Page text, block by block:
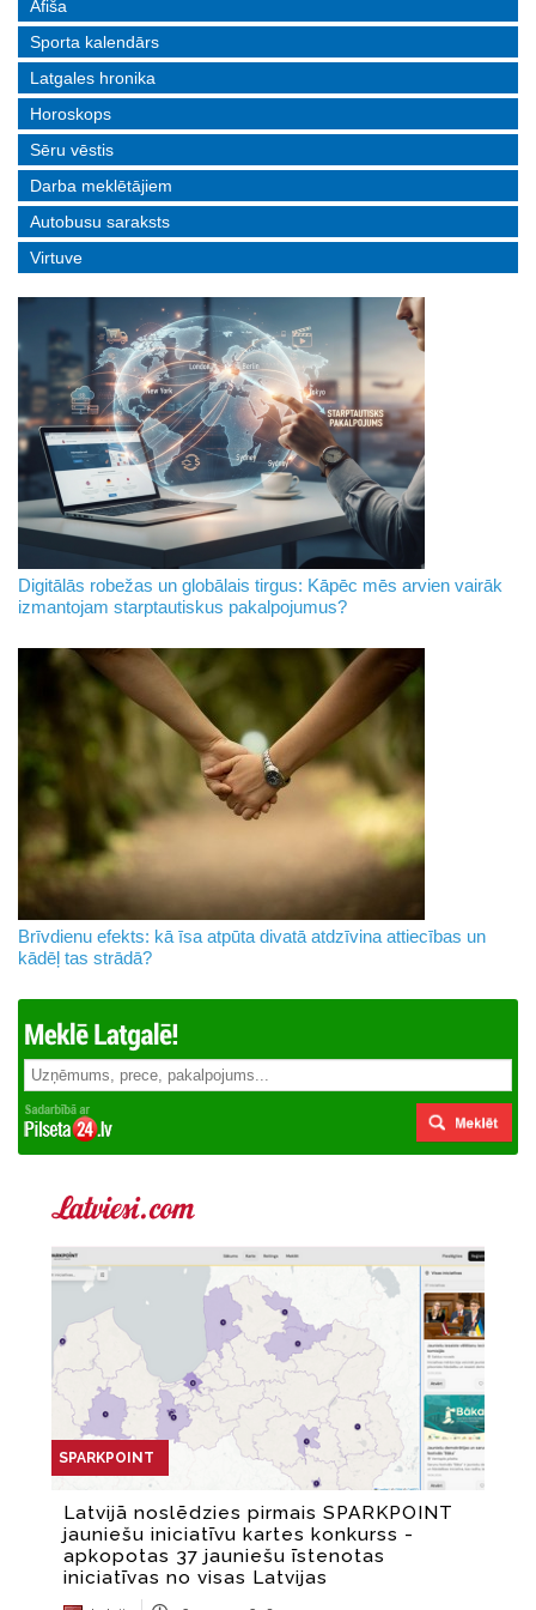
Afiša
Sporta kalendārs
Latgales hronika
Horoskops
Sēru vēstis
Darba meklētājiem
Autobusu saraksts
Virtuve
Digitālās robežas un globālais tirgus: Kāpēc mēs arvien vairāk
izmantojam starptautiskus pakalpojumus?
Brīvdienu efekts: kā īsa atpūta divatā atdzīvina attiecības un
kādēļ tas strādā?